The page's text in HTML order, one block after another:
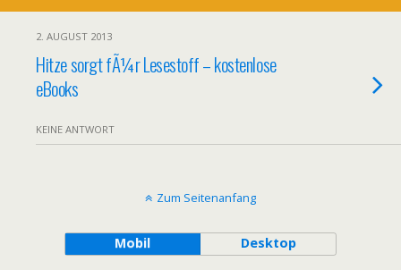
2. AUGUST 2013
Hitze sorgt fÃ¼r Lesestoff – kostenlose
eBooks
KEINE ANTWORT
Zum Seitenanfang
Mobil Desktop